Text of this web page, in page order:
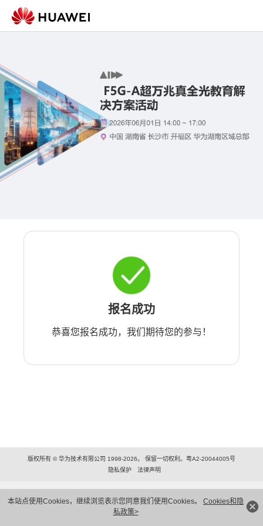
本站点使用Cookies，继续浏览表示您同意我们使用Cookies。 Cookies和隐
私政策>
报名成功
恭喜您报名成功，我们期待您的参与！
版权所有 © 华为技术有限公司 1998-2026。 保留一切权利。粤A2-20044005号
隐私保护
法律声明